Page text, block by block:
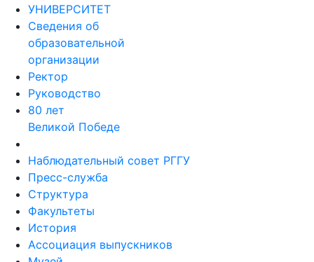
УНИВЕРСИТЕТ
Сведения об
образовательной
организации
Ректор
Руководство
80 лет
Великой Победе
Наблюдательный совет РГГУ
Пресс-служба
Структура
Факультеты
История
Ассоциация выпускников